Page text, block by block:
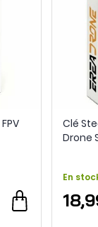
Clé
Drone
En